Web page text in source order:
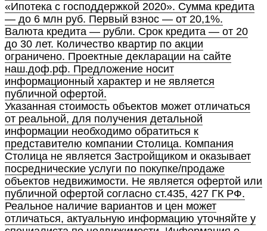
«Ипотека с господдержкой 2020». Сумма кредита
— до 6 млн руб. Первый взнос — от 20,1%.
Валюта кредита — рубли. Срок кредита — от 20
до 30 лет. Количество квартир по акции
ограничено. Проектные декларации на сайте
наш.доф.рф. Предложение носит
информационный характер и не является
публичной офертой.
Указанная стоимость объектов может отличаться
от реальной, для получения детальной
информации необходимо обратиться к
представителю компании Столица. Компания
Столица не является Застройщиком и оказывает
посреднические услуги по покупке/продаже
объектов недвижимости. Не является офертой или
публичной офертой согласно ст.435, 427 ГК РФ.
Реальное наличие вариантов и цен может
отличаться, актуальную информацию уточняйте у